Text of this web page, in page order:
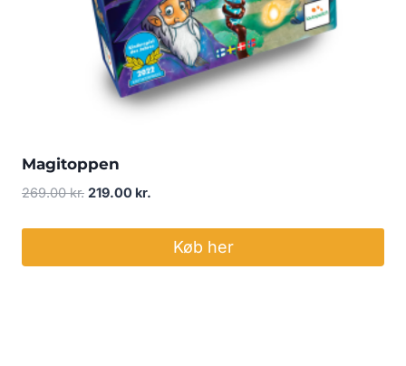
Magitoppen
269.00kr. Den
pris
219.00 kr.
pris
Køb her